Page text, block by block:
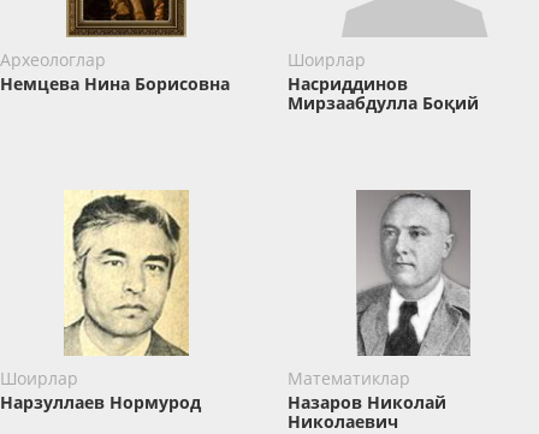
Археологлар
Немцева Нина Борисовна
Шоирлар
Насриддинов
Мирзаабдулла Боқий
Шоирлар
Нарзуллаев Нормурод
Математиклар
Назаров Николай
Николаевич